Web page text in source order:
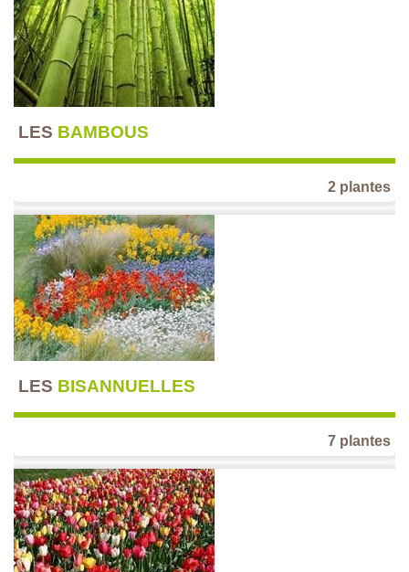
LES BAMBOUS
2 plantes
LES BISANNUELLES
7 plantes